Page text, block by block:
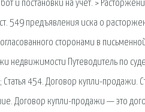
и постановки на учет. >
549 предъявления иска о
сторонами в
недвижимости Путеводитель по
454. Договор купли-продажи.
Договор купли-продажи — это